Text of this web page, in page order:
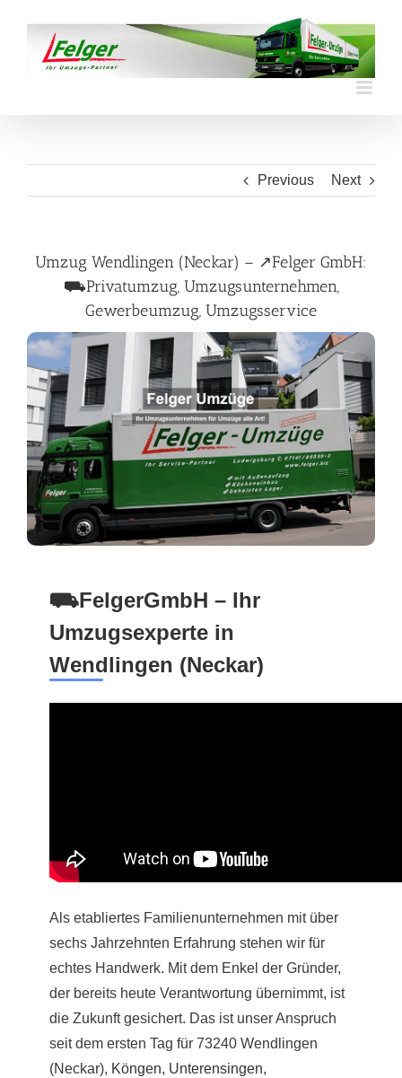
content
Previous Next
Umzug Wendlingen (Neckar) – ↗️Felger GmbH:
⛟Privatumzug, Umzugsunternehmen,
Gewerbeumzug, Umzugsservice
⛟FelgerGmbH – Ihr
Umzugsexperte in
Wendlingen (Neckar)
Als etabliertes Familienunternehmen mit über
sechs Jahrzehnten Erfahrung stehen wir für
echtes Handwerk. Mit dem Enkel der Gründer,
der bereits heute Verantwortung übernimmt, ist
die Zukunft gesichert. Das ist unser Anspruch
seit dem ersten Tag für 73240 Wendlingen
(Neckar), Köngen, Unterensingen,